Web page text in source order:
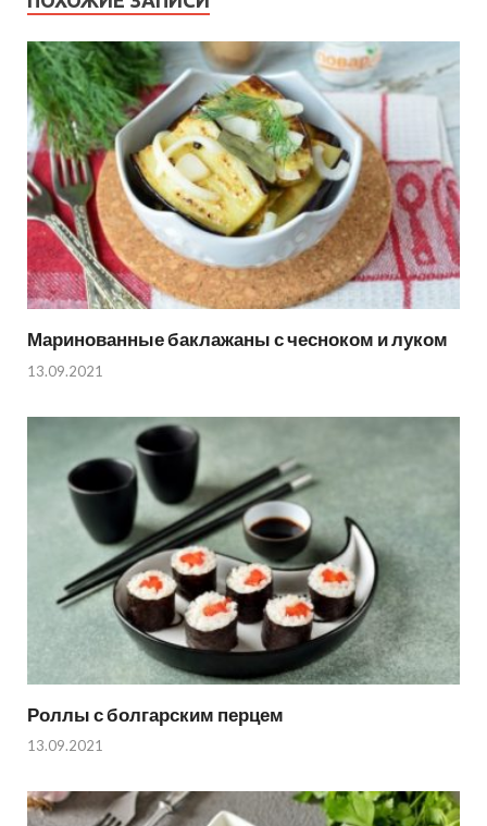
Маринованные баклажаны с чесноком и луком
13.09.2021
Роллы с болгарским перцем
13.09.2021